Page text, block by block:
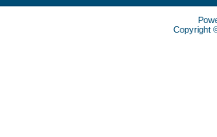
Copyright